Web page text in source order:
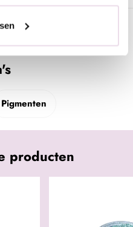
Pigmenten
producten